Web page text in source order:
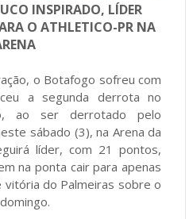
INSPIRADO, LÍDER
O ATHLETICO-PR NA
o Botafogo sofreu com
a segunda derrota no
ao ser derrotado pelo
sábado (3), na Arena da
líder, com 21 pontos,
na ponta cair para apenas
do Palmeiras sobre o